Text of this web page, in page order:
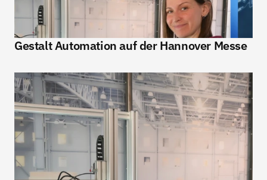
Gestalt Automation auf der Hannover Messe